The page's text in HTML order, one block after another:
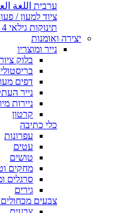
ערבית اللغة
ציוד למעון / פעוטון -
תינוקות גילאי 4 חד' - שנה
יצירה ואומנות
נייר ומוצריו
בלוק ציור
דפים
נייר
ניירות
קרטון
כלי כתיבה
עפרונות
עטים
טושים
מחקים
סרגלים
גירים
צבעים